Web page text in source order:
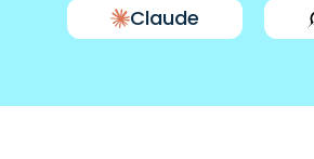
Claude